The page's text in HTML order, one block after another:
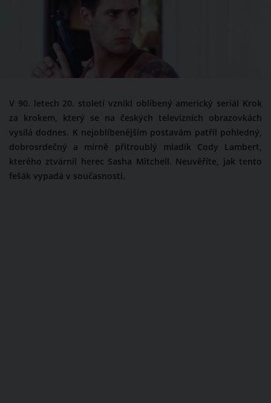
V 90. letech 20. století vznikl oblíbený americký seriál Krok
za krokem, který se na českých televizních obrazovkách
vysílá dodnes. K nejoblíbenějším postavám patřil pohledný,
dobrosrdečný a mírně přitroublý mladík Cody Lambert,
kterého ztvárnil herec Sasha Mitchell. Neuvěříte, jak tento
fešák vypadá v současnosti.